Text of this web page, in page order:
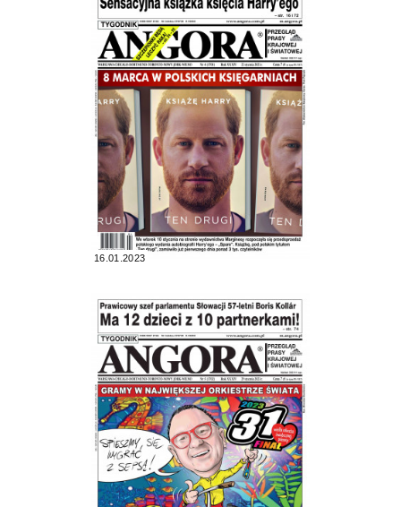
16.01.2023